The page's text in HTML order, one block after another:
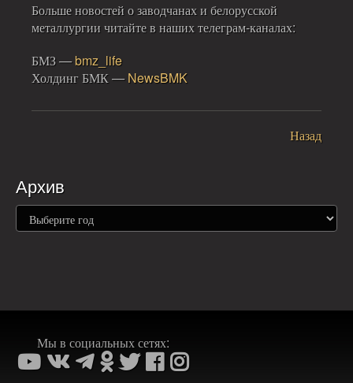
Больше новостей о заводчанах и белорусской
металлургии читайте в наших телеграм-каналах:
БМЗ—bmz_life
Холдинг БМК—NewsBMK
Назад
Архив
Мы в социальных сетях: